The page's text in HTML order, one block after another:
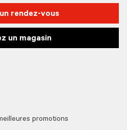
rendez-vous
un magasin
promotions